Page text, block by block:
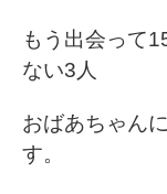
もう出会って
ない3人
おばあちゃん
す。